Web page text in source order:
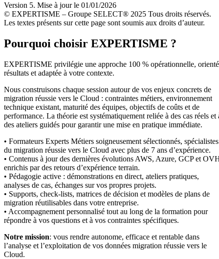
Version 5. Mise à jour le 01/01/2026
© EXPERTISME – Groupe SELECT® 2025 Tous droits réservés.
Les textes présents sur cette page sont soumis aux droits d’auteur.
Pourquoi choisir EXPERTISME ?
EXPERTISME privilégie une approche 100 % opérationnelle,
résultats et adaptée à votre contexte.
Nous construisons chaque session autour de vos enjeux concrets de
migration réussie vers le Cloud : contraintes métiers, environnement
technique existant, maturité des équipes, objectifs de coûts et de
performance. La théorie est systématiquement reliée à des cas réels et
des ateliers guidés pour garantir une mise en pratique immédiate.
• Formateurs Experts Métiers soigneusement sélectionnés, spécialistes
du migration réussie vers le Cloud avec plus de 7 ans d’expérience.
• Contenus à jour des dernières évolutions AWS, Azure, GCP et
enrichis par des retours d’expérience terrain.
• Pédagogie active : démonstrations en direct, ateliers pratiques,
analyses de cas, échanges sur vos propres projets.
• Supports, check-lists, matrices de décision et modèles de plans de
migration réutilisables dans votre entreprise.
• Accompagnement personnalisé tout au long de la formation pour
répondre à vos questions et à vos contraintes spécifiques.
Notre mission: vous rendre autonome, efficace et rentable dans
l’analyse et l’exploitation de vos données migration réussie vers le
Cloud.